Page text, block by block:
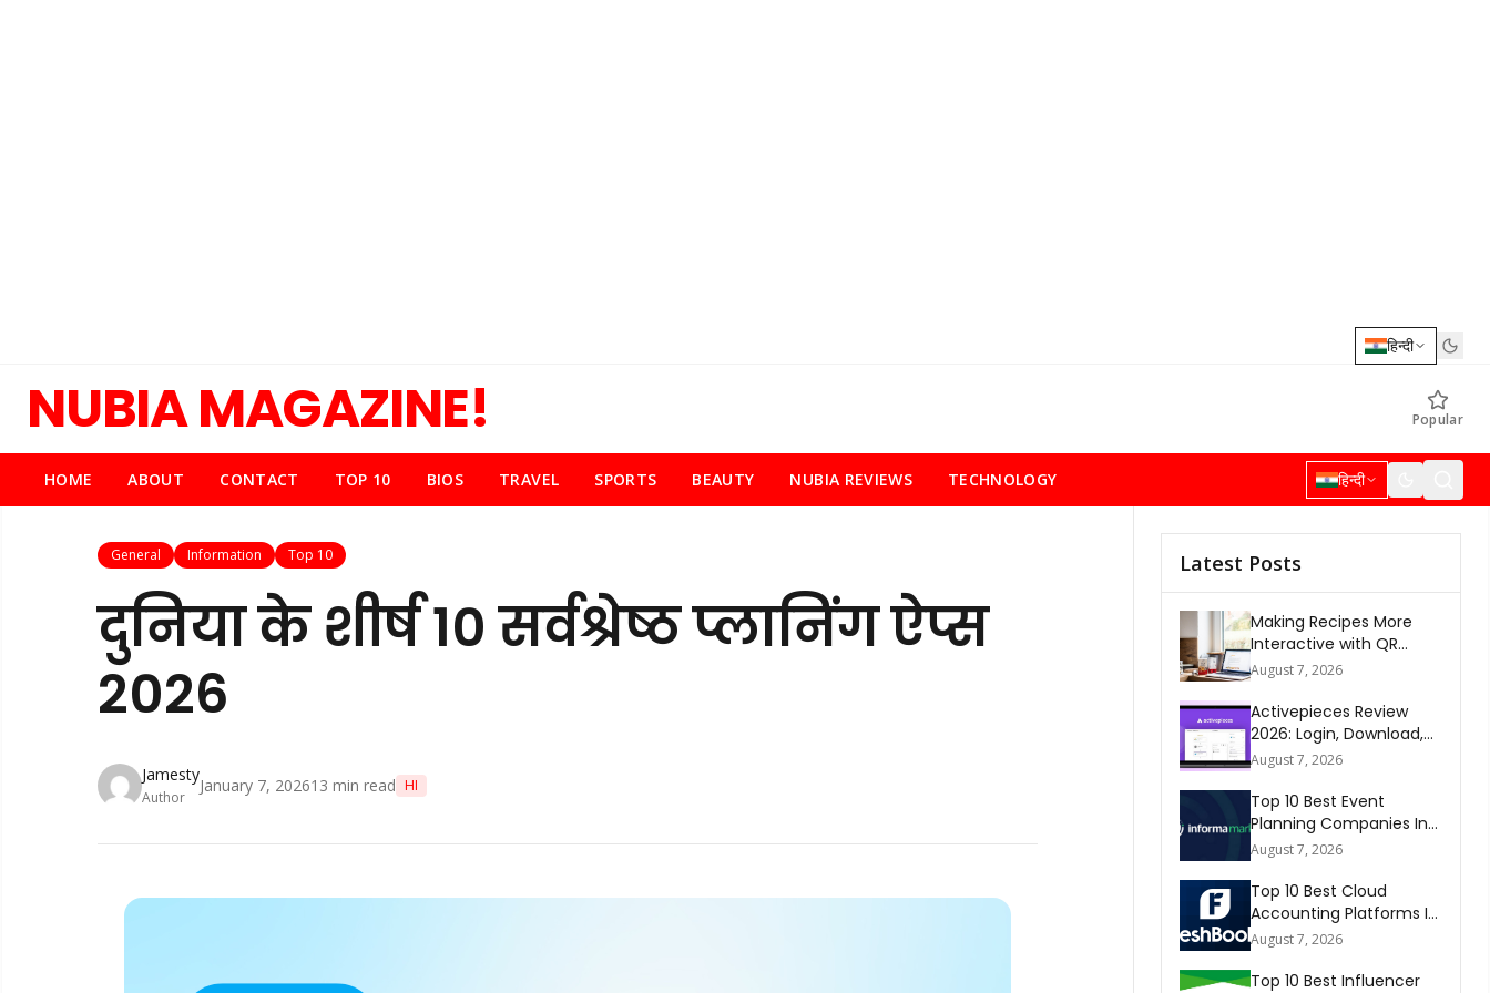
हिन्दी
NUBIA MAGAZINE! Popular
HOME ABOUT CONTACT TOP 10 BIOS TRAVEL SPORTS BEAUTY NUBIA REVIEWS TECHNOLOGY हिन्दी
General Information Top 10
दुनिया के शीर्ष 10 सर्वश्रेष्ठ प्लानिंग ऐप्स
2026
Jamesty
Author
January 7, 202613 min read HI
Latest Posts
Making Recipes More
Interactive with QR
Codes
August 7, 2026
Activepieces Review
2026: Login, Download,
AI, Pricing, Automation &
August 7, 2026
Top 10 Best Event
Planning Companies In
The World 2026
August 7, 2026
Top 10 Best Cloud
Accounting Platforms In
The World 2026
August 7, 2026
Top 10 Best Influencer